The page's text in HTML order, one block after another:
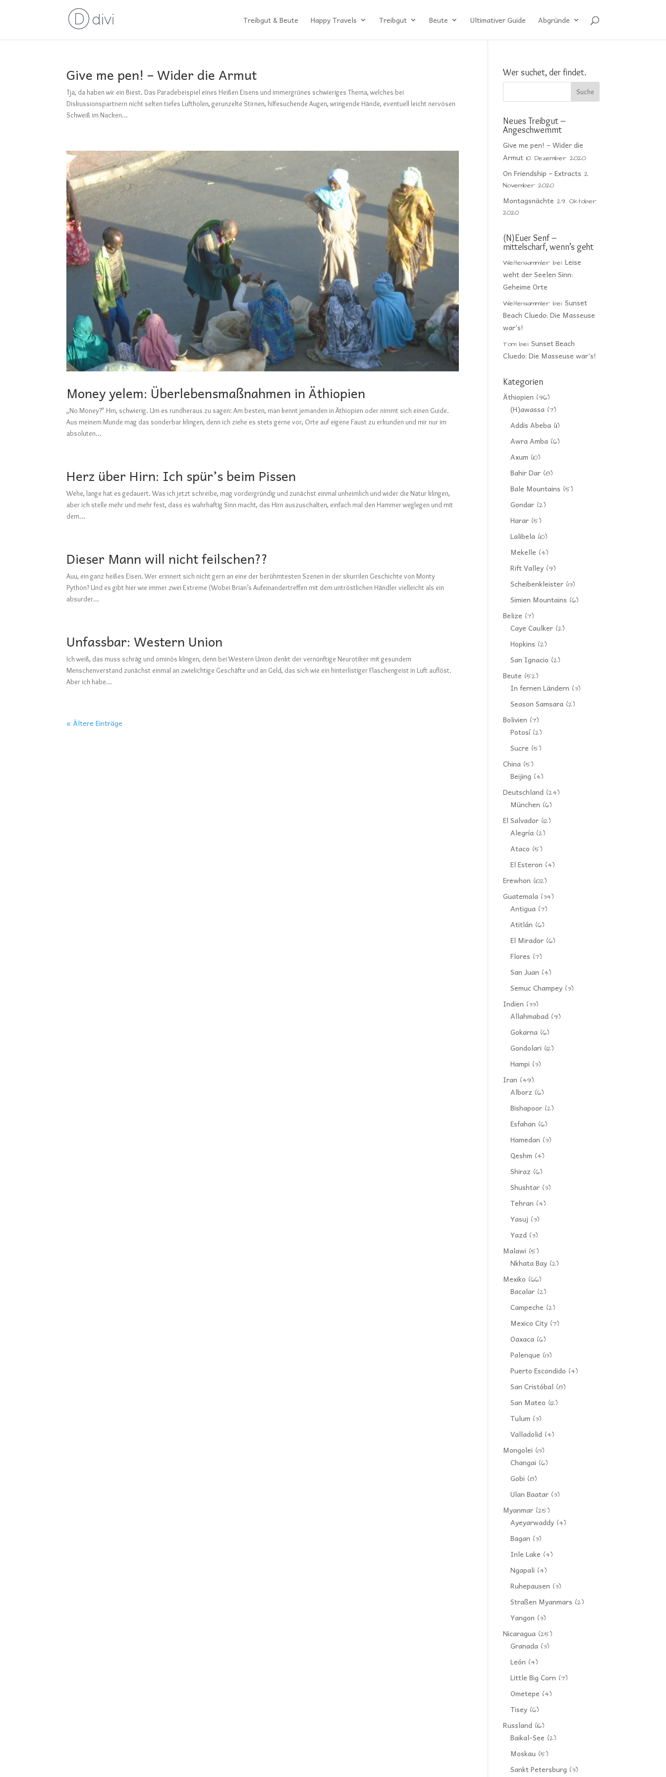
Treibgut & Beute Happy Travels Treibgut Beute Ultimativer Guide Abgründe
Give me pen! – Wider die Armut
Tja, da haben wir ein Biest. Das Paradebeispiel eines Heißen Eisens und immergrünes schwieriges Thema, welches bei
Diskussionspartnern nicht selten tiefes Luftholen, gerunzelte Stirnen, hilfesuchende Augen, wringende Hände, eventuell leicht nervösen
Schweiß im Nacken...
Money yelem: Überlebensmaßnahmen in Äthiopien
„No Money?“ Hm, schwierig. Um es rundheraus zu sagen: Am besten, man kennt jemanden in Äthiopien oder nimmt sich einen Guide.
Aus meinem Munde mag das sonderbar klingen, denn ich ziehe es stets gerne vor, Orte auf eigene Faust zu erkunden und mir nur im
absoluten...
Herz über Hirn: Ich spür’s beim Pissen
Wehe, lange hat es gedauert. Was ich jetzt schreibe, mag vordergründig und zunächst einmal unheimlich und wider die Natur klingen,
aber ich stelle mehr und mehr fest, dass es wahrhaftig Sinn macht, das Hirn auszuschalten, einfach mal den Hammer weglegen und mit
dem...
Dieser Mann will nicht feilschen??
Auu, ein ganz heißes Eisen. Wer erinnert sich nicht gern an eine der berühmtesten Szenen in der skurrilen Geschichte von Monty
Python? Und es gibt hier wie immer zwei Extreme (Wobei Brian’s Aufeinandertreffen mit dem untröstlichen Händler vielleicht als ein
absurder...
Unfassbar: Western Union
Ich weiß, das muss schräg und ominös klingen, denn bei Western Union denkt der vernünftige Neurotiker mit gesundem
Menschenverstand zunächst einmal an zwielichtige Geschäfte und an Geld, das sich wie ein hinterlistiger Flaschengeist in Luft auflöst.
Aber ich habe...
« Ältere Einträge
Wer suchet, der findet.
Neues Treibgut –
Angeschwemmt
Give me pen! – Wider die
Armut 10. Dezember 2020
On Friendship – Extracts 2.
November 2020
Montagsnächte 29. Oktober
2020
(N)Euer Senf –
mittelscharf, wenn’s geht
Weltensammler beiLeise
weht der Seelen Sinn:
Geheime Orte
Weltensammler beiSunset
Beach Cluedo: Die Masseuse
war’s!
Tom beiSunset Beach
Cluedo: Die Masseuse war’s!
Kategorien
Äthiopien (96)
(H)awassa (7)
Addis Abeba (11)
Awra Amba (6)
Axum (10)
Bahir Dar (8)
Bale Mountains (5)
Gondar (2)
Harar (5)
Lalibela (10)
Mekelle (4)
Rift Valley (9)
Scheibenkleister (13)
Simien Mountains (6)
Belize (7)
Caye Caulker (2)
Hopkins (2)
San Ignacio (2)
Beute (52)
In fernen Ländern (3)
Season Samsara (2)
Bolivien (7)
Potosí(2)
Sucre (5)
China (5)
Beijing (4)
Deutschland (24)
München (6)
El Salvador (12)
Alegría (2)
Ataco (5)
El Esteron (4)
Erewhon (102)
Guatemala (34)
Antigua (7)
Atitlán (6)
El Mirador (6)
Flores (7)
San Juan (4)
Semuc Champey (3)
Indien (33)
Allahmabad (9)
Gokarna (6)
Gondolari (12)
Hampi (3)
Iran (49)
Alborz (6)
Bishapoor (2)
Esfahan (6)
Hamedan (3)
Qeshm (4)
Shiraz (6)
Shushtar (3)
Tehran (4)
Yasuj (3)
Yazd (3)
Malawi (5)
Nkhata Bay (2)
Mexiko (66)
Bacalar (2)
Campeche (2)
Mexico City (7)
Oaxaca (6)
Palenque (13)
Puerto Escondido (4)
San Cristóbal (8)
San Mateo (12)
Tulum (3)
Valladolid (4)
Mongolei (13)
Changai (6)
Gobi (8)
Ulan Baatar (3)
Myanmar (25)
Ayeyarwaddy (4)
Bagan (3)
Inle Lake (4)
Ngapali (4)
Ruhepausen (3)
Straßen Myanmars (2)
Yangon (3)
Nicaragua (25)
Granada (3)
León (4)
Little Big Corn (7)
Ometepe (4)
Tisey (6)
Russland (16)
Baikal-See (2)
Moskau (5)
Sankt Petersburg (3)